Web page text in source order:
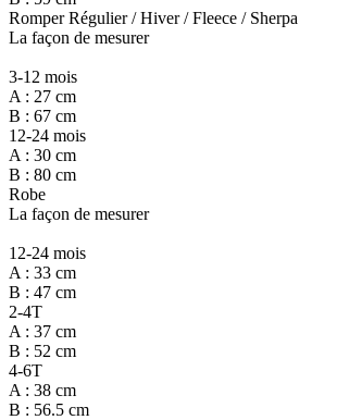
Romper Régulier / Hiver / Fleece / Sherpa
La façon de mesurer
3-12 mois
A : 27 cm
B : 67 cm
12-24 mois
A : 30 cm
B : 80 cm
Robe
La façon de mesurer
12-24 mois
A : 33 cm
B : 47 cm
2-4T
A : 37 cm
B : 52 cm
4-6T
A : 38 cm
B : 56.5 cm